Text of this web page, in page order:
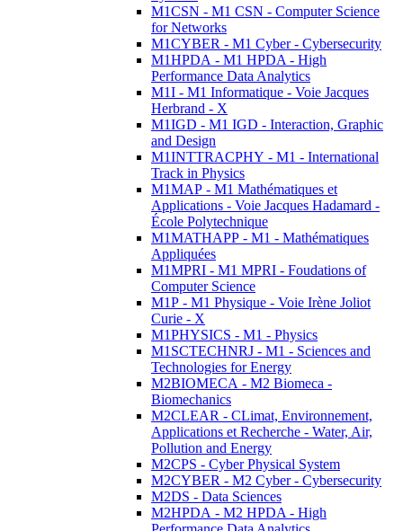
M1CSN - M1 CSN - Computer Science
for Networks
M1CYBER - M1 Cyber - Cybersecurity
M1HPDA - M1 HPDA - High
Performance Data Analytics
M1I - M1 Informatique - Voie Jacques
Herbrand - X
M1IGD - M1 IGD - Interaction, Graphic
and Design
M1INTTRACPHY - M1 - International
Track in Physics
M1MAP - M1 Mathématiques et
Applications - Voie Jacques Hadamard -
École Polytechnique
M1MATHAPP - M1 - Mathématiques
Appliquées
M1MPRI - M1 MPRI - Foudations of
Computer Science
M1P - M1 Physique - Voie Irène Joliot
Curie - X
M1PHYSICS - M1 - Physics
M1SCTECHNRJ - M1 - Sciences and
Technologies for Energy
M2BIOMECA - M2 Biomeca -
Biomechanics
M2CLEAR - CLimat, Environnement,
Applications et Recherche - Water, Air,
Pollution and Energy
M2CPS - Cyber Physical System
M2CYBER - M2 Cyber - Cybersecurity
M2DS - Data Sciences
M2HPDA - M2 HPDA - High